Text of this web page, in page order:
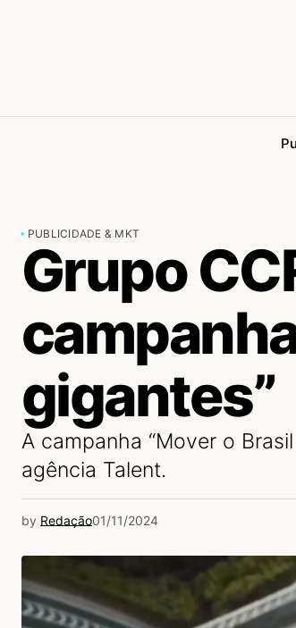
PUBLICIDADE & MKT
Grupo
gigantes”
A campanha “Mover o
agência Talent.
by Redação01/11/2024